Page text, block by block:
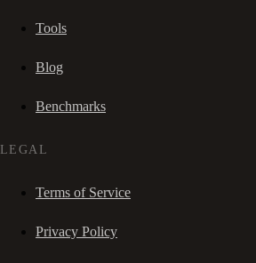
Tools
Blog
Benchmarks
LEGAL
Terms of Service
Privacy Policy